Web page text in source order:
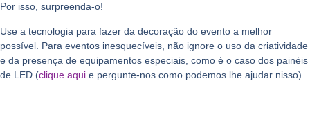
Por isso, surpreenda-o!
Use a tecnologia para fazer da decoração do evento a melhor
possível. Para eventos inesquecíveis, não ignore o uso da criatividade
e da presença de equipamentos especiais, como é o caso dos painéis
de LED (clique aqui e pergunte-nos como podemos lhe ajudar nisso).